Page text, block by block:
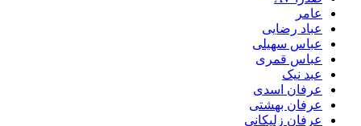
عامر
عباد رضایی
عباس سهیلی
عباس قمری
عبد نیک
عرفان اسدی
عرفان بهشتی
عرفان زلیکانی